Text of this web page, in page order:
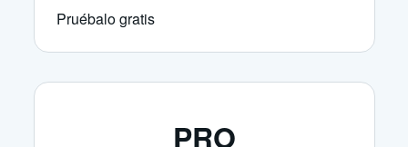
Pruébalo gratis
PRO